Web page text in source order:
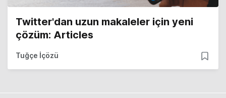
Twitter'dan uzun makaleler için yeni
çözüm: Articles
Tuğçe İçözü